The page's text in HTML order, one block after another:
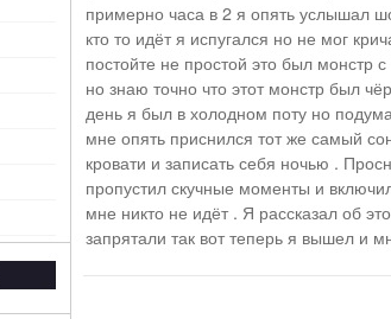
примерно часа в 2 я опять услышал
кто то идёт я испугался но не мог
постойте не простой это был монстр
но знаю точно что этот монстр был
день я был в холодном поту но
мне опять приснился тот же самый
кровати и записать себя ночью .
пропустил скучные моменты и
мне никто не идёт . Я рассказал об
запрятали так вот теперь я вышел и